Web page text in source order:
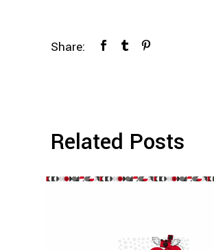
Share:
Related Posts